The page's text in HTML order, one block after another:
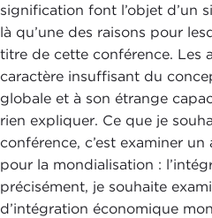
signification font l’objet d’un
là qu’une des raisons pour
titre de cette conférence. Les
caractère insuffisant du
globale et à son étrange
rien expliquer. Ce que je
conférence, c’est examiner
pour la mondialisation :
précisément, je souhaite
d’intégration économique